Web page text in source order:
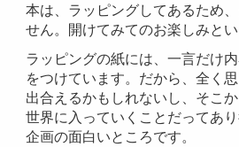
本は、ラッピングしてあるため
せん。開けてみてのお楽しみとい
ラッピングの紙には、一言だけ
をつけています。だから、全く
出合えるかもしれないし、そこ
世界に入っていくことだってあ
企画の面白いところです。